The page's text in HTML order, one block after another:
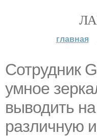
главная
Сотрудник
умное
выводить
различную